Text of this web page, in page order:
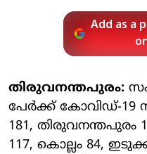
Add as a
തിരുവനന്തപുരം:
പേര്‍ക്ക് കോവിഡ്-19
181, തിരുവനന്തപുരം
117, കൊല്ലം 84,